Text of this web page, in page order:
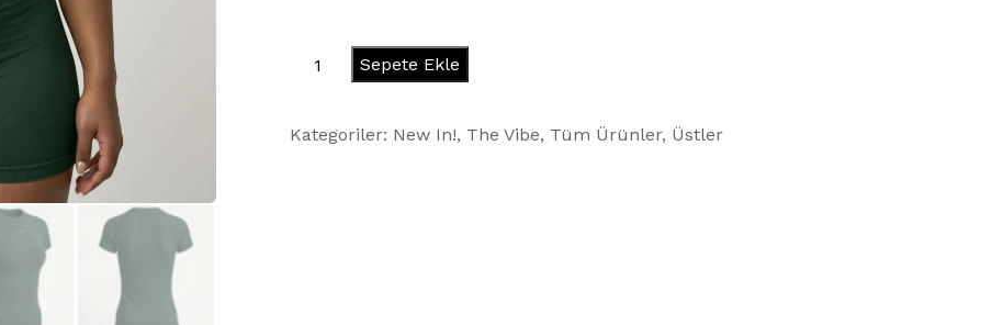
HourglassSepete Ekle
Kategoriler: New In!, The Vibe, Tüm Ürünler, Üstler